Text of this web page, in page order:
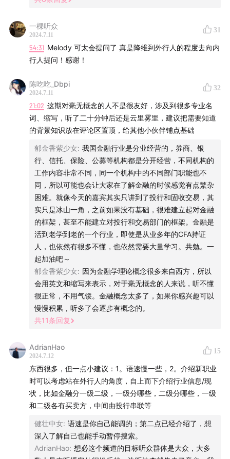
01:30:26如何平衡工作与生活
01:38:00 行业与人之间的互动关系
🎵 BGM:Odiya- Chawoo / LONG:D
一棵听众
2024.7.11
31
54:31 Melody 可太会提问了 真是降维到外行人的程度去向内
行人提问！感谢！
陈吃吃_Dbpi
2024.7.11
32
21:02 这期对毫无概念的人不是很友好，涉及到很多专业名
词、缩写，听了二十分钟后还是云里雾里，建议把需要知道
的背景知识放在评论区置顶，给其他小伙伴铺点基础
郁金香紫少女: 我国金融行业是分业经营的，券商、银
行、信托、保险、公募等机构都是分开经营，不同机构的
工作内容非常不同，同一个机构中的不同部门职能也不
同，所以可能也会让大家在了解金融的时候感觉有点繁杂
困难。就像今天的嘉宾其实只讲到了投行和固收交易，其
实只是冰山一角，之前如果没有基础，很难建立起对金融
的框架，甚至不能建立对投行和交易部门的框架。金融是
活到老学到老的一个行业，即使是从业多年的CFA持证
人，也依然有很多不懂，也依然需要大量学习。共勉。一
起加油吧～
郁金香紫少女: 因为金融学理论概念很多来自西方，所以
会用英文和缩写来表示，对于毫无概念的人来说，听不懂
很正常，不用气馁。金融概念太多了，如果你感兴趣可以
慢慢积累，听多了会逐步有概念的。
共11条回复
AdrianHao
2024.7.12
15
东西很多，但一点小建议：1。语速慢一些，2。介绍新职业
时可以考虑站在外行人的角度，自上而下介绍行业信息/现
状，比如金融分一级二级，一级分哪些，二级分哪些，一级
和二级各有买卖方，中间由投行串联等
健壮中女: 语速是你自己能调的；第二点已经介绍了，想
深入了解自己也能手动暂停搜索。
AdrianHao: 想必这个频道的目标听众群体是大众，大多